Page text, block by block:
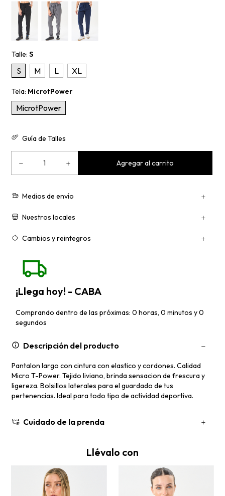
Talle: S
S M L XL
Tela: MicrotPower
MicrotPower
Guía de Talles
Medios de envío
Nuestros locales
Cambios y reintegros
¡Llega hoy! - CABA
Comprando dentro de las próximas: 0 horas, 0 minutos y 0
segundos
Descripción del producto
Pantalon largo con cintura con elastico y cordones. Calidad
Micro T-Power. Tejido liviano, brinda sensacion de frescura y
ligereza. Bolsillos laterales para el guardado de tus
pertenencias. Ideal para todo tipo de actividad deportiva.
Cuidado de la prenda
Llévalo con